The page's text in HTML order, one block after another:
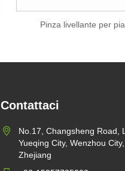
Pinza livellante per
Contattaci
No.17, Changsheng Road,
Yueqing City, Wenzhou
Zhejiang